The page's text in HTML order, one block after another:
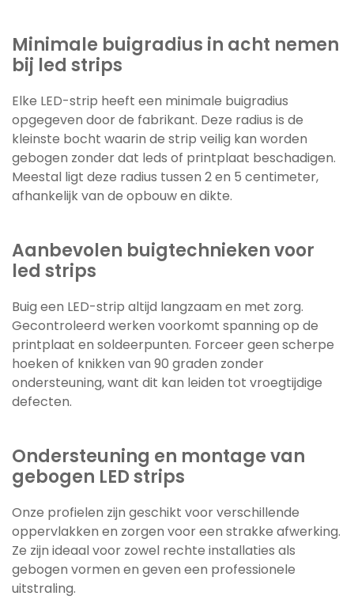
Minimale buigradius in acht nemen
bij led strips
Elke LED-strip heeft een minimale buigradius
opgegeven door de fabrikant. Deze radius is de
kleinste bocht waarin de strip veilig kan worden
gebogen zonder dat leds of printplaat beschadigen.
Meestal ligt deze radius tussen 2 en 5 centimeter,
afhankelijk van de opbouw en dikte.
Aanbevolen buigtechnieken voor
led strips
Buig een LED-strip altijd langzaam en met zorg.
Gecontroleerd werken voorkomt spanning op de
printplaat en soldeerpunten. Forceer geen scherpe
hoeken of knikken van 90 graden zonder
ondersteuning, want dit kan leiden tot vroegtijdige
defecten.
Ondersteuning en montage van
gebogen LED strips
Onze profielen zijn geschikt voor verschillende
oppervlakken en zorgen voor een strakke afwerking.
Ze zijn ideaal voor zowel rechte installaties als
gebogen vormen en geven een professionele
uitstraling.